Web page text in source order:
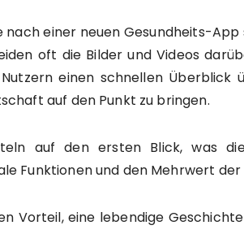
einer neuen Gesundheits-
oft die Bilder und Videos
einen schnellen
auf den Punkt zu bringen.
auf den ersten Blick, was
Funktionen und den Mehrwert
Vorteil, eine lebendige